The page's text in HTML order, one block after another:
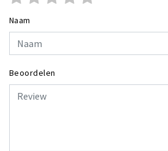
Naam
Beoordelen